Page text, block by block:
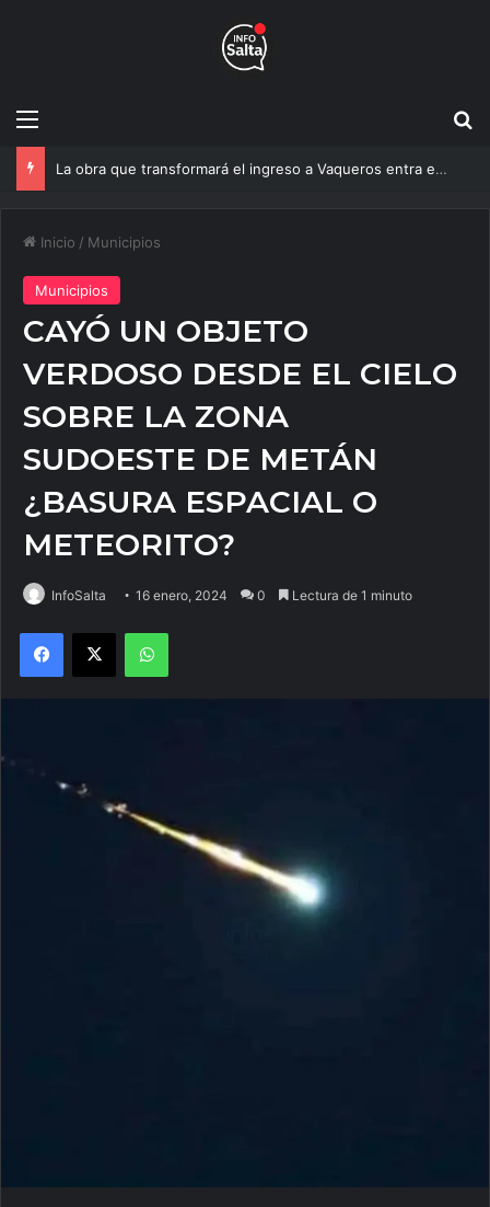
Menú
Un estudio de la UNSa busca revolucionar las casas de adobe y hacerlas más seguras
Inicio / Municipios
Municipios
CAYÓ UN OBJETO
VERDOSO DESDE EL CIELO
SOBRE LA ZONA
SUDOESTE DE METÁN
¿BASURA ESPACIAL O
METEORITO?
InfoSalta 16 enero, 2024 0 Lectura de 1 minuto
Facebook
X WhatsApp